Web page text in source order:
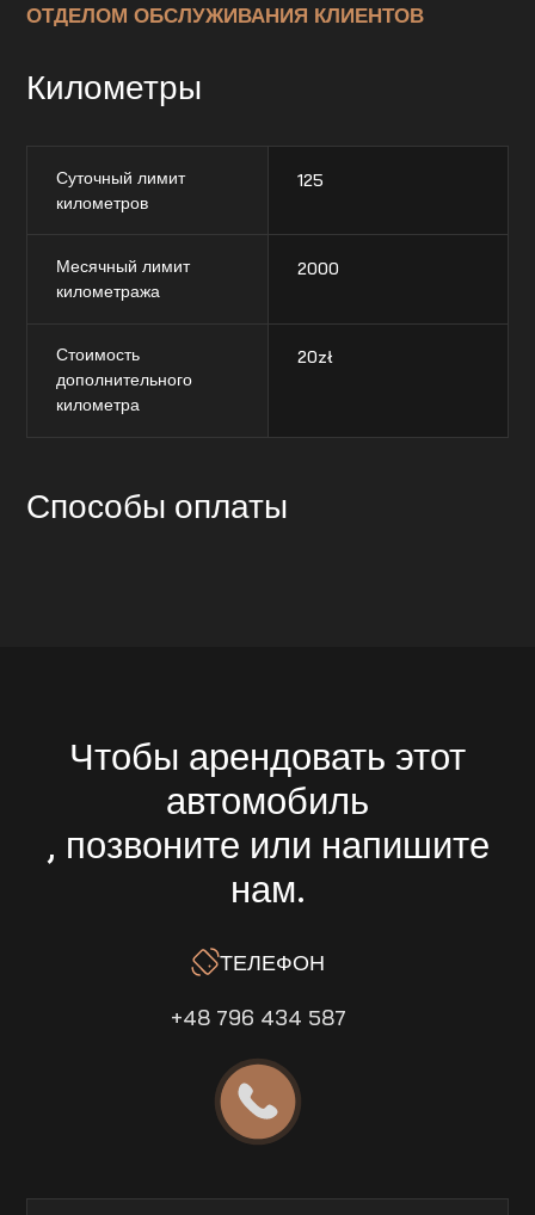
ОТДЕЛОМ ОБСЛУЖИВАНИЯ КЛИЕНТОВ
Километры
Суточный лимит
километров
125
Месячный лимит
километража
2000
Стоимость
дополнительного
километра
20zł
Способы оплаты
Чтобы арендовать этот
автомобиль
, позвоните или напишите
нам.
ТЕЛЕФОН
+48 796 434 587